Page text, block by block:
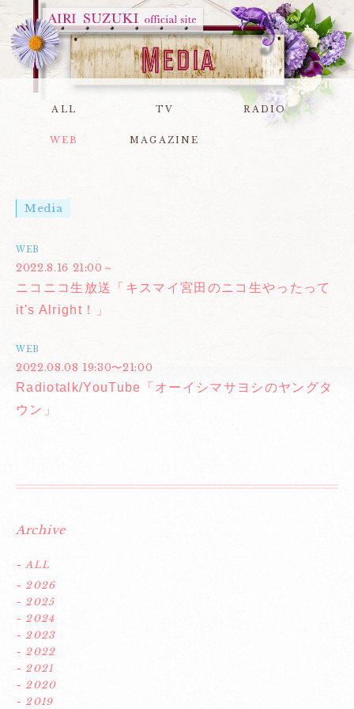
ALL TV RADIO
WEB MAGAZINE
Media
WEB
2022.8.16 21:00～
ニコニコ生放送「キスマイ宮田のニコ生やったって
it's Alright！」
WEB
2022.08.08 19:30〜21:00
Radiotalk/YouTube「オーイシマサヨシのヤングタ
ウン」
Archive
- ALL
- 2026
- 2025
- 2024
- 2023
- 2022
- 2021
- 2020
- 2019